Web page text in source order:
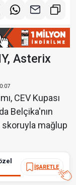
Asterix
CEV Kupası
Belçika'nın
mağlup
İŞARETLE